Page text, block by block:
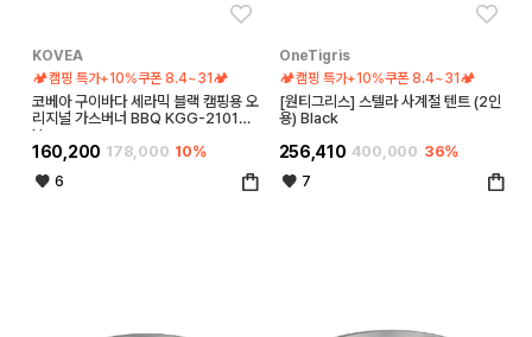
KOVEA
🏕️캠핑 특가+10%쿠폰 8.4~31🏕️
코베아 구이바다 세라믹 블랙 캠핑용 오
리지널 가스버너 BBQ KGG-2101M
U
160,200 178,000 10%
6
OneTigris
🏕️캠핑 특가+10%쿠폰 8.4~31🏕️
[원티그리스] 스텔라 사계절 텐트 (2인
용) Black
256,410 400,000 36%
7